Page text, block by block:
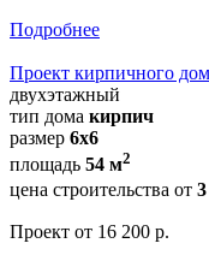
Подробнее
Проект кирпичного
двухэтажный
тип дома кирпич
размер 6х6
площадь 54 м2
цена строительства от
Проект от 16 200 р.